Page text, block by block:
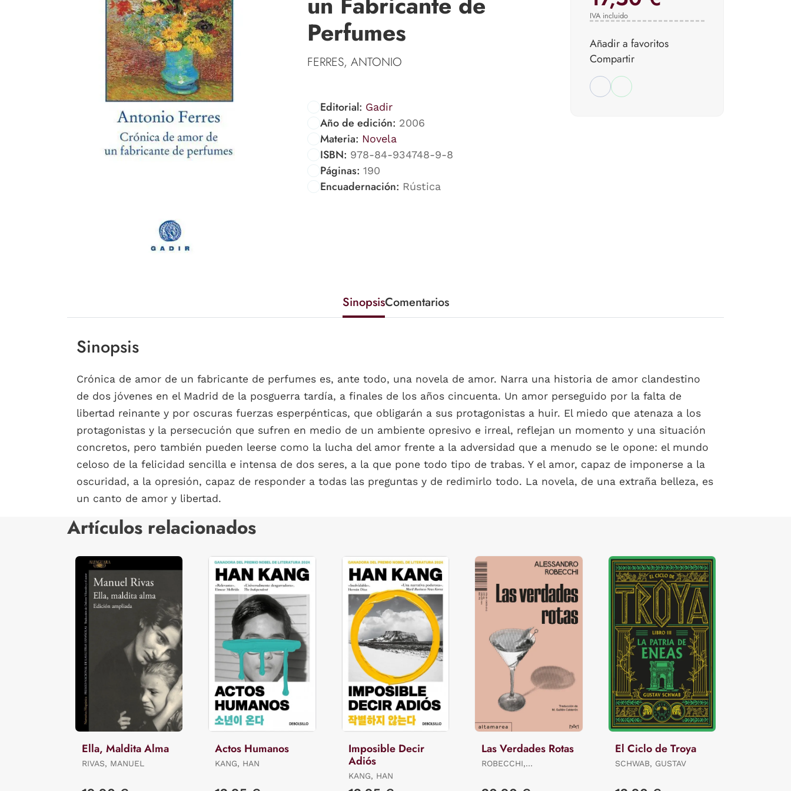
Perfumes
FERRES, ANTONIO
Editorial: Gadir
Año de edición: 2006
Materia: Novela
ISBN: 978-84-934748-9-8
Páginas: 190
Encuadernación: Rústica
IVA incluido
Añadir a favoritos
Compartir
SinopsisComentarios
Sinopsis
Crónica de amor de un fabricante de perfumes es, ante todo, una novela de amor. Narra una historia de amor clandestino
de dos jóvenes en el Madrid de la posguerra tardía, a finales de los años cincuenta. Un amor perseguido por la falta de
libertad reinante y por oscuras fuerzas esperpénticas, que obligarán a sus protagonistas a huir. El miedo que atenaza a los
protagonistas y la persecución que sufren en medio de un ambiente opresivo e irreal, reflejan un momento y una situación
concretos, pero también pueden leerse como la lucha del amor frente a la adversidad que a menudo se le opone: el mundo
celoso de la felicidad sencilla e intensa de dos seres, a la que pone todo tipo de trabas. Y el amor, capaz de imponerse a la
oscuridad, a la opresión, capaz de responder a todas las preguntas y de redimirlo todo. La novela, de una extraña belleza, es
un canto de amor y libertad.
Artículos relacionados
Ella, Maldita Alma
RIVAS, MANUEL
Actos Humanos
KANG, HAN
Imposible Decir
Adiós
KANG, HAN
Las Verdades Rotas
ROBECCHI,
El Ciclo de Troya
SCHWAB, GUSTAV